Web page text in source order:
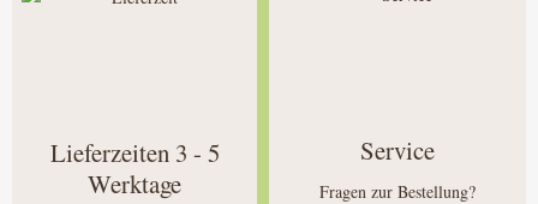
Lieferzeiten 3 - 5
Werktage
Service
Fragen zur Bestellung?